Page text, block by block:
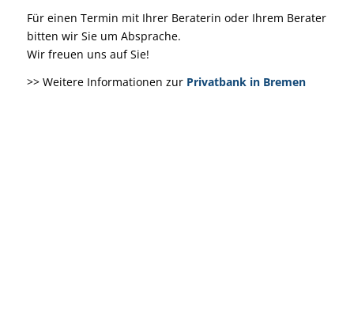
Für einen Termin mit Ihrer Beraterin oder Ihrem Berater
bitten wir Sie um Absprache.
Wir freuen uns auf Sie!
>> Weitere Informationen zur Privatbank in Bremen